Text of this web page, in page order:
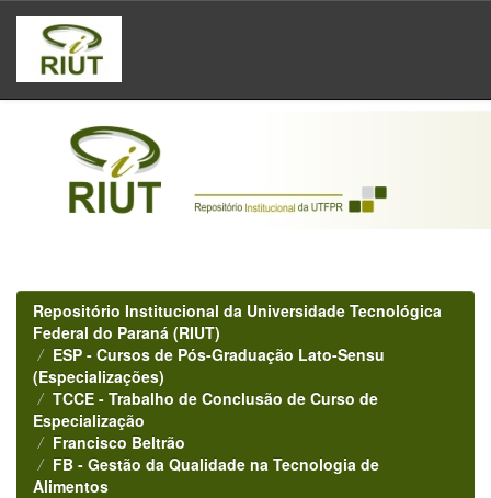
Skip
navigation
Repositório Institucional da Universidade Tecnológica
Federal do Paraná (RIUT)
ESP - Cursos de Pós-Graduação Lato-Sensu
(Especializações)
TCCE - Trabalho de Conclusão de Curso de
Especialização
Francisco Beltrão
FB - Gestão da Qualidade na Tecnologia de
Alimentos